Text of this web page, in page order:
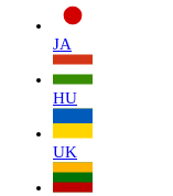
JA
HU
UK